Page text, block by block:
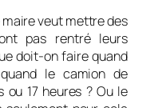
maire veut mettre des
pas rentré leurs
doit-on faire quand
le camion de
ou 17 heures ? Ou le